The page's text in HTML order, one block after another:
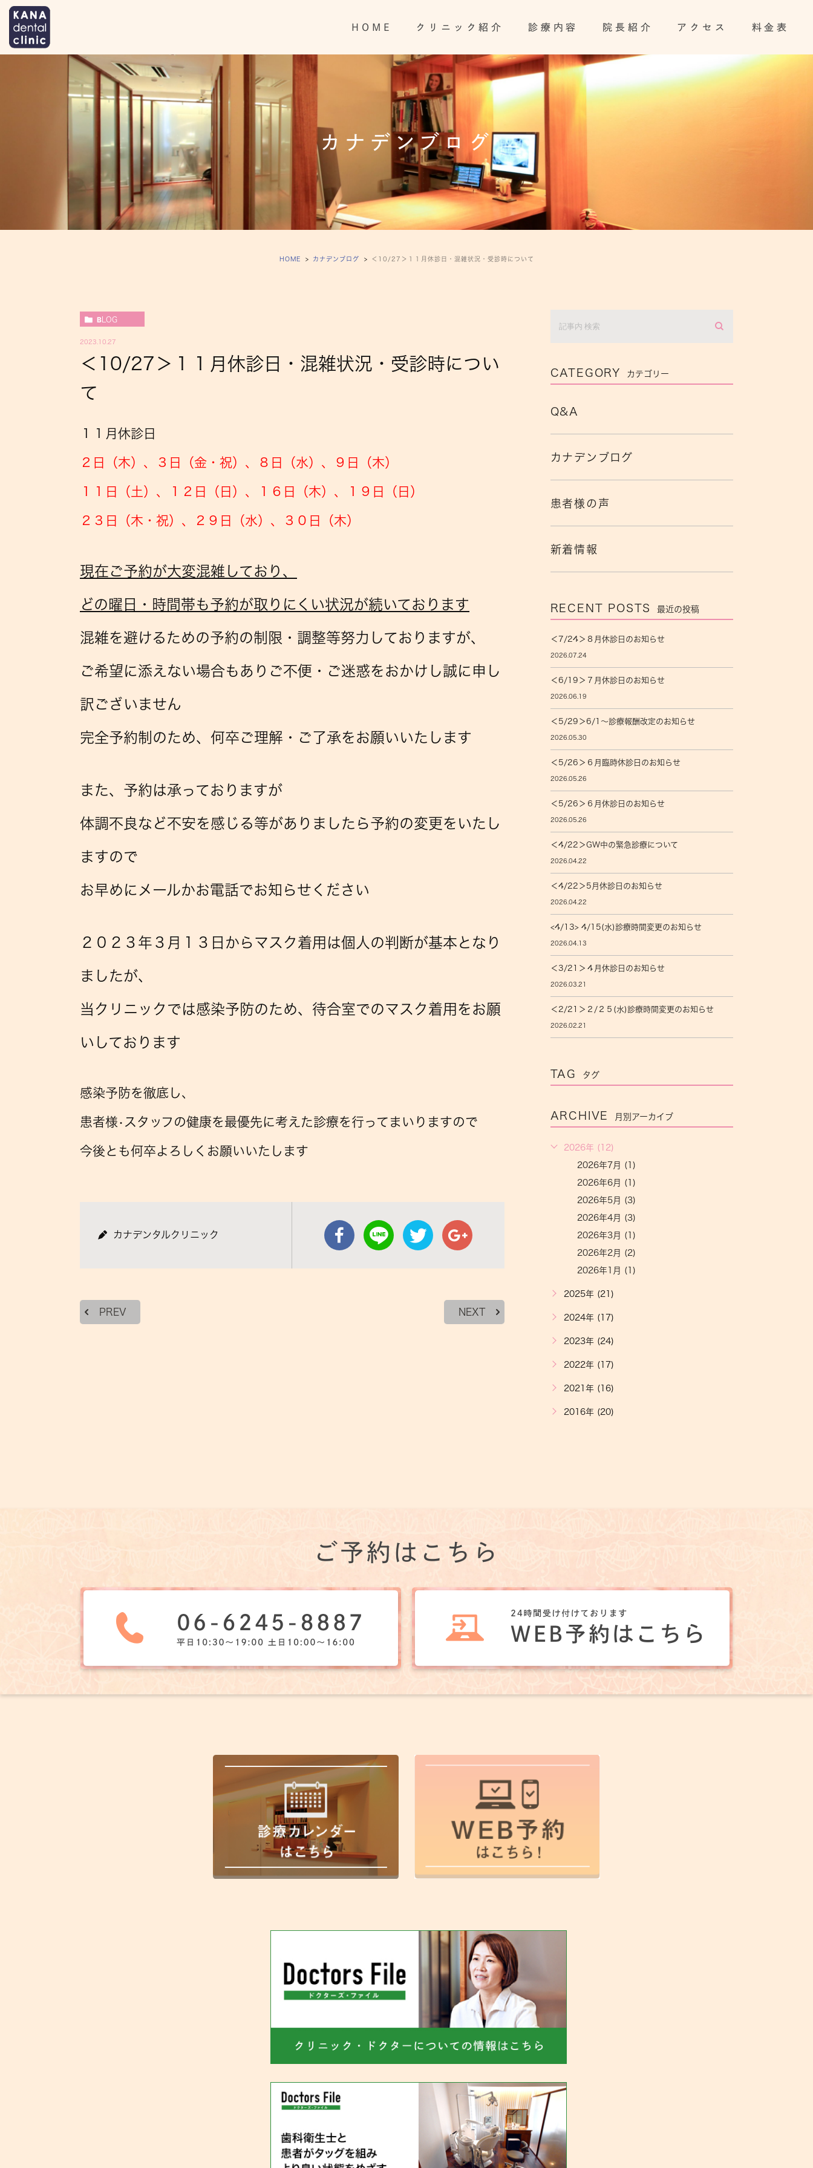
HOME クリニック紹介 診療内容 院長紹介 アクセス 料金表
カナデンブログ
HOME カナデンブログ ＜10/27＞１１月休診日・混雑状況・受診時について
BLOG
2023.10.27
＜10/27＞１１月休診日・混雑状況・受診時につい
て
１１月休診日
２日（木）、３日（金・祝）、８日（水）、９ 日（木）
１１日（土）、１２日（日）、１６ 日（木）、１９ 日（日）
２３日（木・祝）、２９日（水）、３０日（木）
現在ご予約が大変混雑しており、
どの曜日・時間帯も予約が取りにくい状況が続いております
混雑を避けるための予約の制限・調整等努力しておりますが、
ご希望に添えない場合もありご不便・ご迷惑をおかけし誠に申し
訳ございません
完全予約制のため、何卒ご理解・ご了承をお願いいたします
また、予約は承っておりますが
体調不良など不安を感じる等がありましたら予約の変更をいたし
ますので
お早めにメールかお電話でお知らせください
２０２３年３月１３日からマスク着用は個人の判断が基本となり
ましたが、
当クリニックでは感染予防のため、待合室でのマスク着用をお願
いしております
感染予防を徹底し、
患者様•スタッフの健康を最優先に考えた診療を行ってまいりますので
今後とも何卒よろしくお願いいたします
カナデンタルクリニック
PREV NEXT
CATEGORY カテゴリー
Q&A
カナデンブログ
患者様の声
新着情報
RECENT POSTS 最近の投稿
＜7/24＞８月休診日のお知らせ
2026.07.24
＜6/19＞７月休診日のお知らせ
2026.06.19
＜5/29＞6/1〜診療報酬改定のお知らせ
2026.05.30
＜5/26＞６月臨時休診日のお知らせ
2026.05.26
＜5/26＞６月休診日のお知らせ
2026.05.26
＜4/22＞GW中の緊急診療について
2026.04.22
＜4/22＞5月休診日のお知らせ
2026.04.22
<4/13> 4/15(水)診療時間変更のお知らせ
2026.04.13
＜3/21＞４月休診日のお知らせ
2026.03.21
＜2/21＞２/２５(水)診療時間変更のお知らせ
2026.02.21
TAG タグ
ARCHIVE 月別アーカイブ
2026年 (12)
2026年7月 (1)
2026年6月 (1)
2026年5月 (3)
2026年4月 (3)
2026年3月 (1)
2026年2月 (2)
2026年1月 (1)
2025年 (21)
2024年 (17)
2023年 (24)
2022年 (17)
2021年 (16)
2016年 (20)
ご予約はこちら